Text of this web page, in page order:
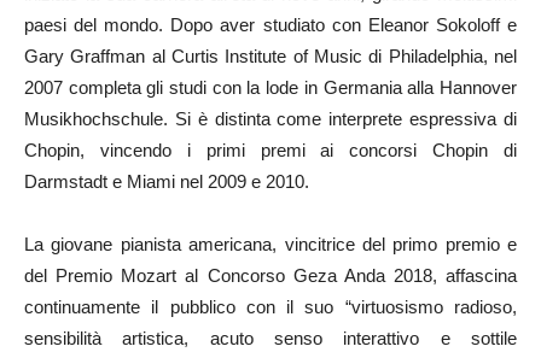
paesi del mondo. Dopo aver studiato con Eleanor Sokoloff e
Gary Graffman al Curtis Institute of Music di Philadelphia, nel
2007 completa gli studi con la lode in Germania alla Hannover
Musikhochschule. Si è distinta come interprete espressiva di
Chopin, vincendo i primi premi ai concorsi Chopin di
Darmstadt e Miami nel 2009 e 2010.
La giovane pianista americana, vincitrice del primo premio e
del Premio Mozart al Concorso Geza Anda 2018, affascina
continuamente il pubblico con il suo “virtuosismo radioso,
sensibilità artistica, acuto senso interattivo e sottile